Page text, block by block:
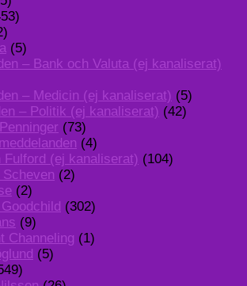
(5)
– Bank och Valuta (ej kanaliserat)
– Medicin (ej kanaliserat) (5)
– Politik (ej kanaliserat) (42)
(73)
(4)
Fulford (ej kanaliserat) (104)
(2)
(2)
(302)
(9)
Channeling (1)
(5)